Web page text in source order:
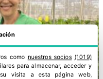
como nuestros socios (1019)
para almacenar, acceder y
su visita a esta página web,